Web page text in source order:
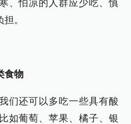
、怕凉的人群应少吃、慎
。
食物
们还可以多吃一些具有酸
如葡萄、苹果、橘子、银